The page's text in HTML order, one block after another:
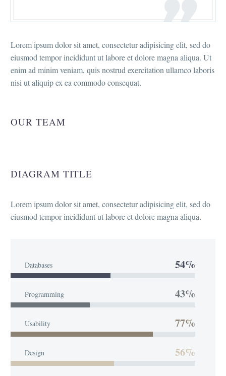
Lorem ipsum dolor sit amet, consectetur adipisicing elit, sed do
eiusmod tempor incididunt ut labore et dolore magna aliqua. Ut
enim ad minim veniam, quis nostrud exercitation ullamco laboris
nisi ut aliquip ex ea commodo consequat.
OUR TEAM
DIAGRAM TITLE
Lorem ipsum dolor sit amet, consectetur adipisicing elit, sed do
eiusmod tempor incididunt ut labore et dolore magna aliqua.
Databases 54%
Programming 43%
Usability 77%
Design 56%